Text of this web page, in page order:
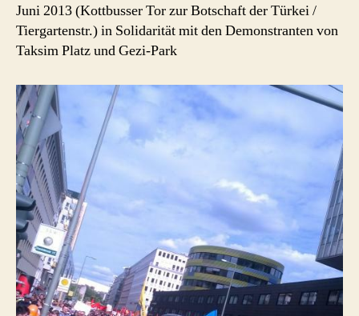
Juni 2013 (Kottbusser Tor zur Botschaft der Türkei /
Tiergartenstr.) in Solidarität mit den Demonstranten von
Taksim Platz und Gezi-Park